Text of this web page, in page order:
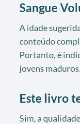
Sangue
A idade
conteúdo
Portanto, é
jovens maduros.
Este livro
Sim, a